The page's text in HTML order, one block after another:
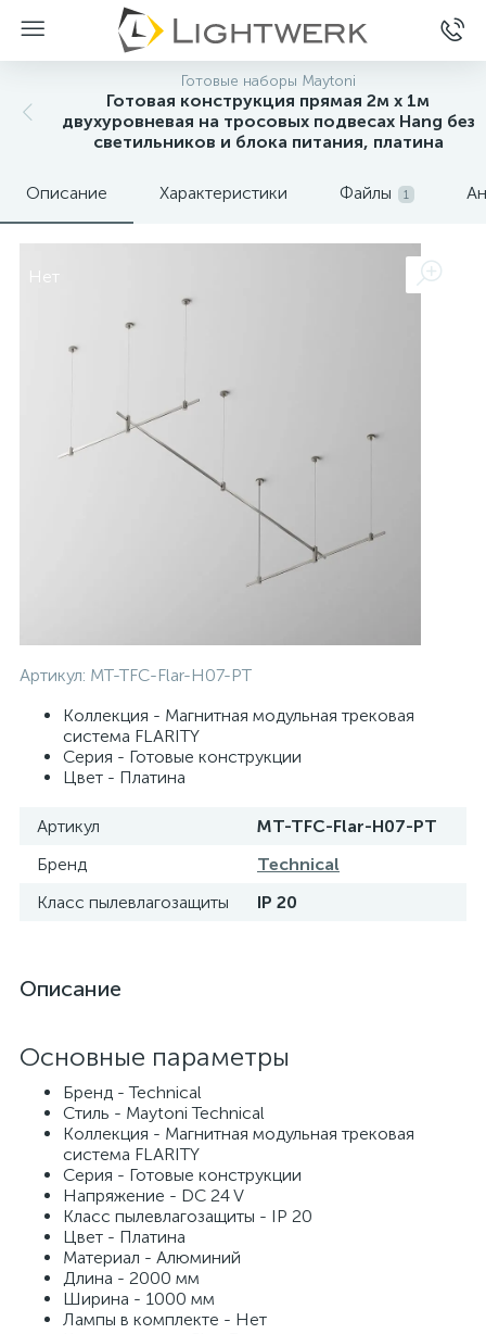
Готовые наборы Maytoni
Готовая конструкция прямая 2м х 1м
двухуровневая на тросовых подвесах Hang без
светильников и блока питания, платина
Описание Характеристики Файлы 1
Нет
Артикул: MT-TFC-Flar-H07-PT
Коллекция - Магнитная модульная трековая
система FLARITY
Серия - Готовые конструкции
Цвет - Платина
Артикул
MT-TFC-Flar-H07-PT
Бренд
Technical
Класс пылевлагозащиты
IP 20
Описание
Основные параметры
Бренд - Technical
Стиль - Maytoni Technical
Коллекция - Магнитная модульная трековая
система FLARITY
Серия - Готовые конструкции
Напряжение - DC 24 V
Класс пылевлагозащиты - IP 20
Цвет - Платина
Материал - Алюминий
Длина - 2000 мм
Ширина - 1000 мм
Лампы в комплекте - Нет